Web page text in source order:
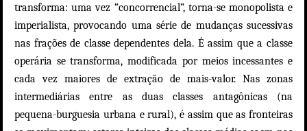
transforma: uma vez “concorrencial”, torna-se monopolista e
imperialista, provocando uma série de mudanças sucessivas
nas frações de classe dependentes dela. É assim que a classe
operária se transforma, modificada por meios incessantes e
cada vez maiores de extração de mais-valor. Nas zonas
intermediárias entre as duas classes antagônicas (na
pequena-burguesia urbana e rural), é assim que as fronteiras